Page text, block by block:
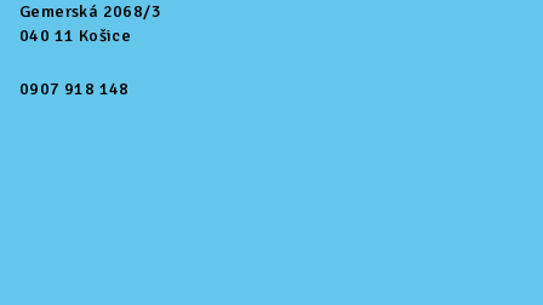
Gemerská 2068/3
040 11 Košice
0907 918 148